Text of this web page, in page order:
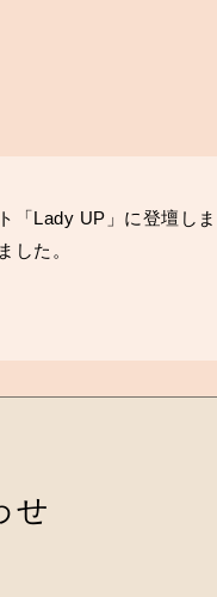
「Lady UP」に登壇し
した。
せ